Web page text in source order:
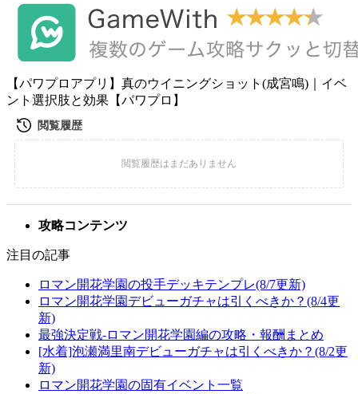
【パワプロアプリ】真のウイニングショット(成宮鳴)｜イベ
ント選択肢と効果【パワプロ】
攻略コンテンツ
注目の記事
ロマン開花学園の投手デッキテンプレ(8/7更新)
ロマン開花学園デビューガチャは引くべきか？(8/4更
新)
最強決定戦-ロマン開花学園編の攻略・報酬まとめ
[水着]泡瀬満里南デビューガチャは引くべきか？(8/2更
新)
ロマン開花学園の固有イベント一覧